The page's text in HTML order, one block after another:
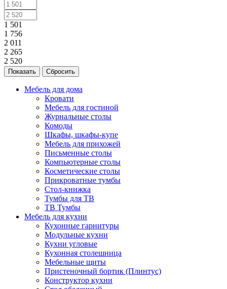
1 501
1 756
2 011
2 265
2 520
Сбросить
Мебель для дома
Кровати
Мебель для гостиной
Журнальные столы
Комоды
Шкафы, шкафы-купе
Мебель для прихожей
Письменные столы
Компьютерные столы
Косметические столы
Прикроватные тумбы
Стол-книжка
Тумбы для ТВ
ТВ Тумбы
Мебель для кухни
Кухонные гарнитуры
Модульные кухни
Кухни угловые
Кухонная столешница
Мебельные щиты
Пристеночный бортик (Плинтус)
Конструктор кухни